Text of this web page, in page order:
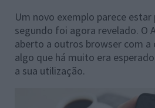
Um novo exemplo parece estar
segundo foi agora revelado. O
aberto a outros browser com a
algo que há muito era
a sua utilização.